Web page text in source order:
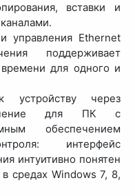
вставки и
управления Ethernet
поддерживает
для одного и
устройству через
для ПК с
обеспечением
интерфейс
интуитивно понятен
средах Windows 7, 8,